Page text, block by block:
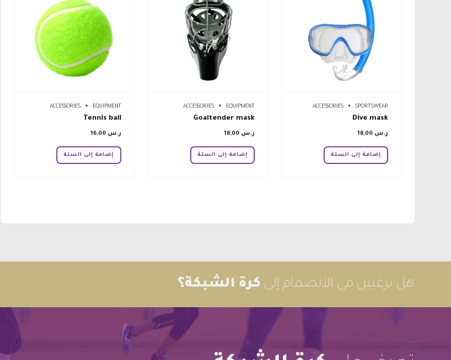
ACCESSORIES SPORTSWEAR
Dive mask
ر.س
إضافة إلى السلة
ACCESSORIES EQUIPMENT
Goaltender mask
ر.س
إضافة إلى السلة
ACCESSORIES EQUIPMENT
Tennis ball
ر.س
إضافة إلى السلة
هل ترغبين في الانضمام إلى كرة الشبكة؟